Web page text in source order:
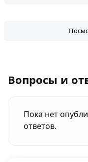
Вопросы и
Пока нет
ответов.